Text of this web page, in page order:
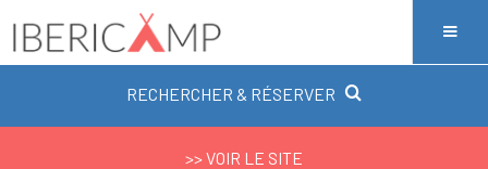
RECHERCHER & RÉSERVER
>> VOIR LE SITE